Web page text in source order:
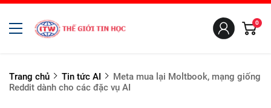
0
Trang chủ Tin tức AI
Meta mua lại Moltbook, mạng giống
Reddit dành cho các đặc vụ AI